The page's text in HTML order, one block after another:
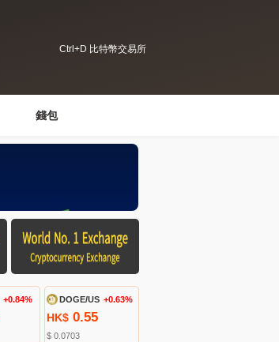
Ctrl+D 比特幣交易所
錢包
+0.84% DOGE/US +0.63%
HK$ 0.55
$ 0.0703